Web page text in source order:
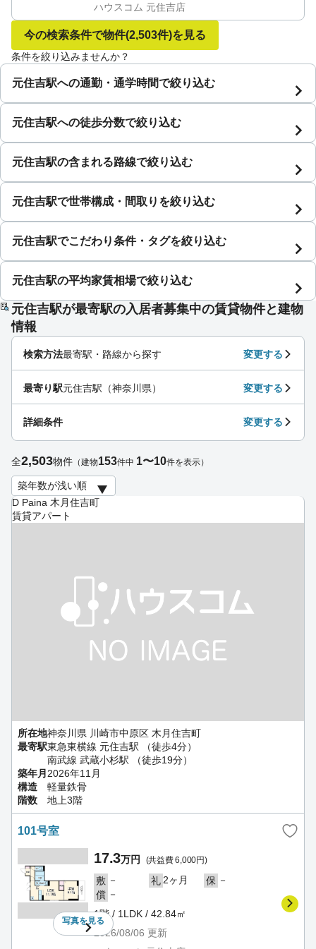
ハウスコム 元住吉店
今の検索条件で物件(2,503件)を見る
条件を絞り込みませんか？
元住吉駅への通勤・通学時間で絞り込む
元住吉駅への徒歩分数で絞り込む
元住吉駅の含まれる路線で絞り込む
元住吉駅で世帯構成・間取りを絞り込む
元住吉駅でこだわり条件・タグを絞り込む
元住吉駅の平均家賃相場で絞り込む
元住吉駅が最寄駅の入居者募集中の賃貸物件と建物
情報
D Paina 木月住吉町
賃貸アパート
所在地神奈川県 川崎市中原区 木月住吉町
最寄駅東急東横線 元住吉駅 （徒歩4分）
南武線 武蔵小杉駅 （徒歩19分）
築年月 2026年11月
構造
軽量鉄骨
階数
地上3階
101号室
写真を見る
17.3万円 (共益費 6,000円)
敷 － 礼 2ヶ月 保 －
償 －
1階 / 1LDK / 42.84㎡
2026/08/06 更新
検索方法最寄駅・路線から探す 変更する
最寄り駅元住吉駅（神奈川県） 変更する
詳細条件 変更する
全2,503物件 （建物153件中 1〜10件を表示）